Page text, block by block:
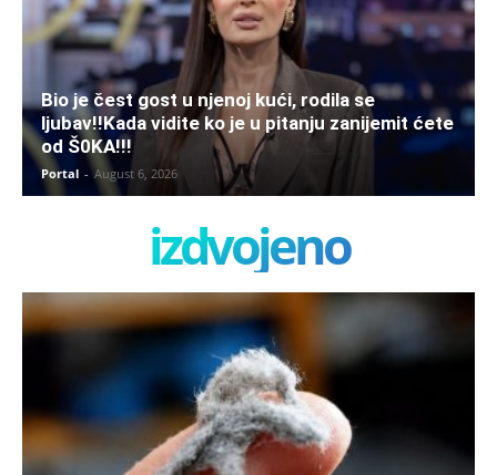
Bio je čest gost u njenoj kući, rodila se
ljubav!!Kada vidite ko je u pitanju zanijemit ćete
od Š0KA!!!
Portal - August 6, 2026
izdvojeno